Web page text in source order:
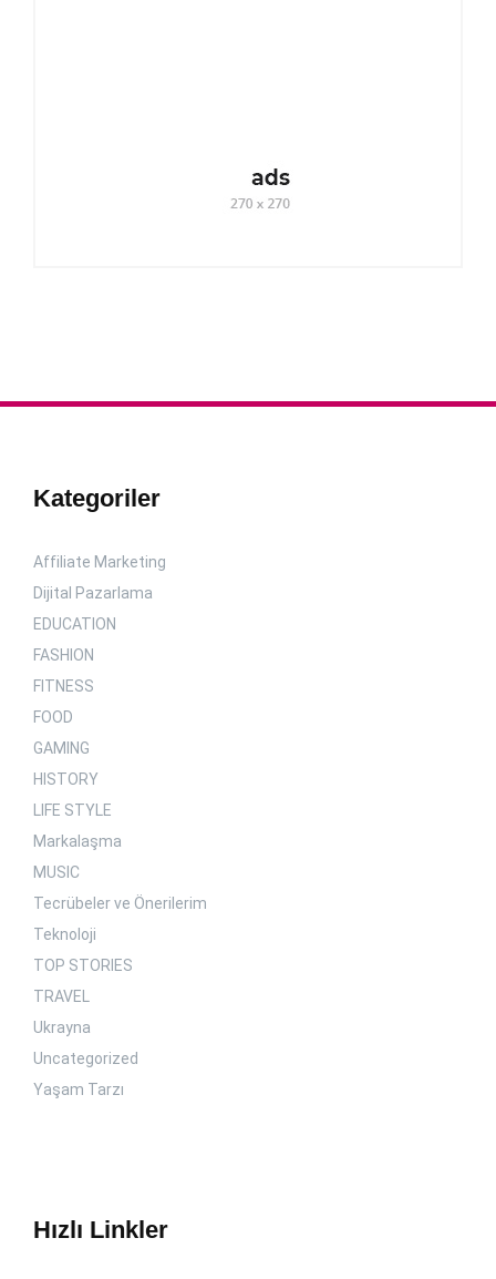
Kategoriler
Affiliate Marketing
Dijital Pazarlama
EDUCATION
FASHION
FITNESS
FOOD
GAMING
HISTORY
LIFE STYLE
Markalaşma
MUSIC
Tecrübeler ve Önerilerim
Teknoloji
TOP STORIES
TRAVEL
Ukrayna
Uncategorized
Yaşam Tarzı
Hızlı Linkler